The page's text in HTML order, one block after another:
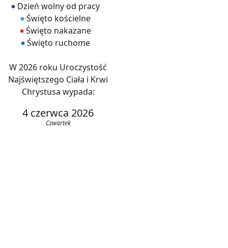
Dzień wolny od pracy
Święto kościelne
Święto nakazane
Święto ruchome
W 2026 roku Uroczystość
Najświętszego Ciała i Krwi
Chrystusa wypada:
4 czerwca 2026
Czwartek